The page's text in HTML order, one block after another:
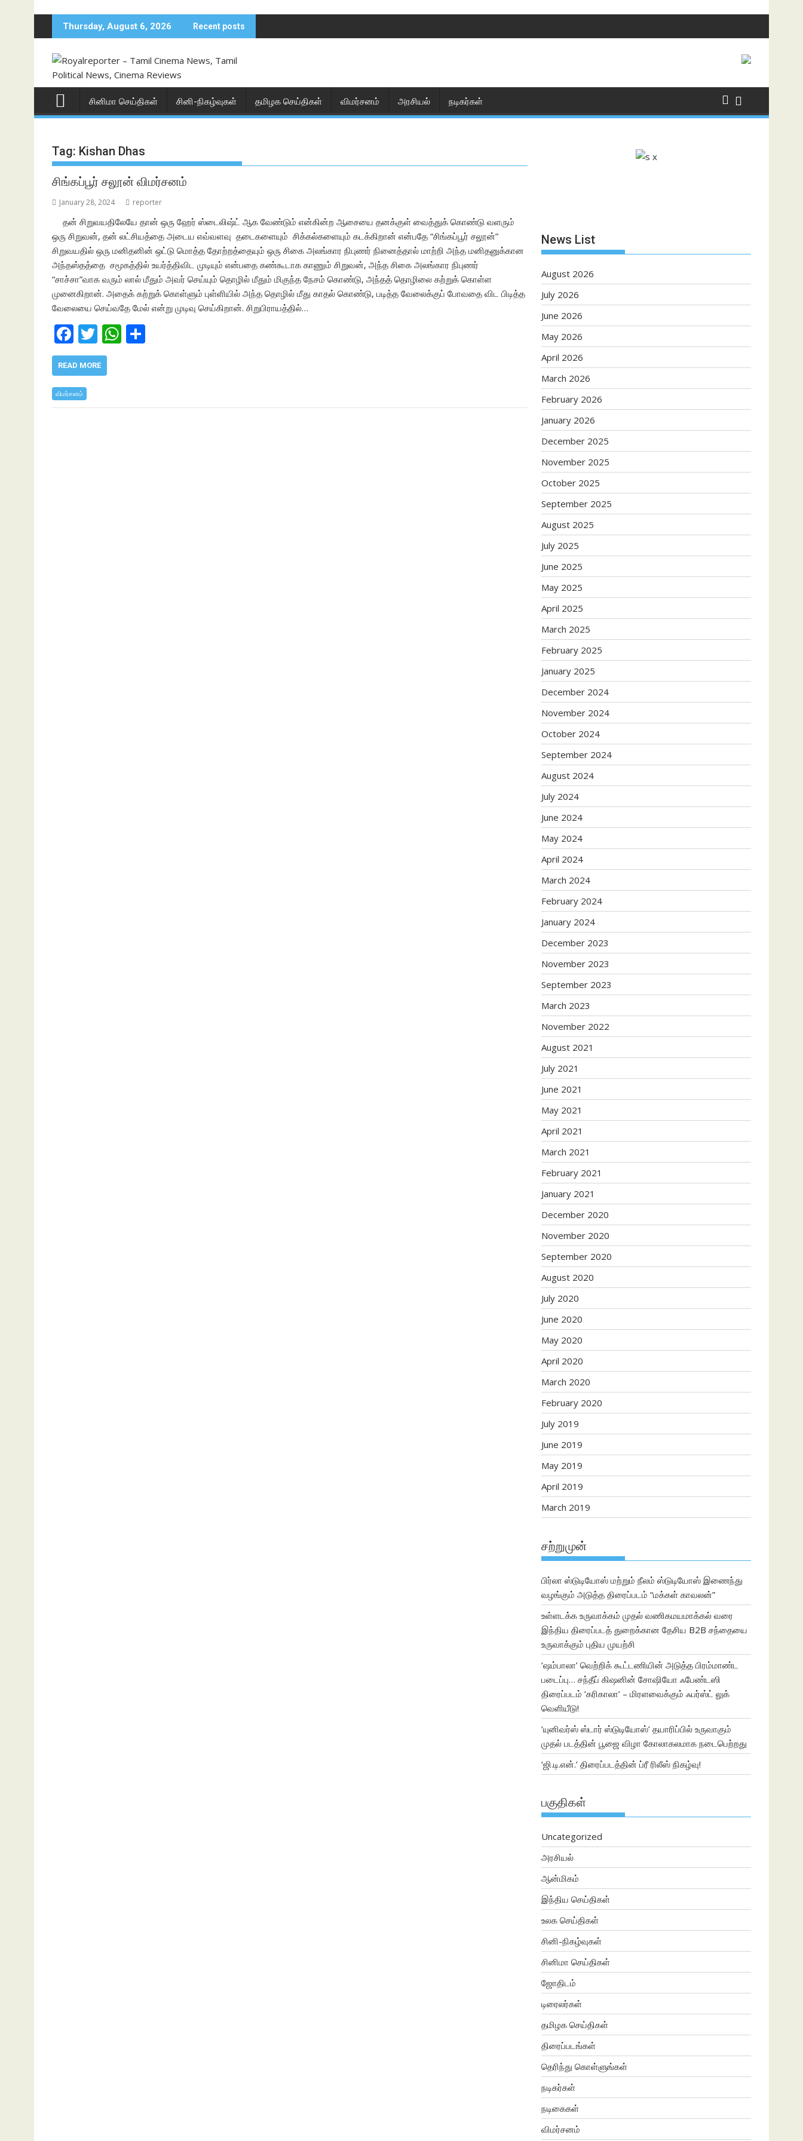
content
Thursday, August 6, 2026 Recent posts
சினிமா செய்திகள் சினி-நிகழ்வுகள் தமிழக செய்திகள் விமர்சனம் அரசியல் நடிகர்கள்
Tag: Kishan Dhas
சிங்கப்பூர் சலூன் விமர்சனம்
January 28, 2024 reporter
தன் சிறுவயதிலேயே தான் ஒரு ஹேர் ஸ்டைலிஷ்ட் ஆக வேண்டும் என்கின்ற ஆசையை தனக்குள் வைத்துக் கொண்டு வளரும்
ஒரு சிறுவன், தன் லட்சியத்தை அடைய எவ்வளவு தடைகளையும் சிக்கல்களையும் கடக்கிறான் என்பதே “சிங்கப்பூர் சலூன்”
சிறுவயதில் ஒரு மனிதனின் ஒட்டு மொத்த தோற்றத்தையும் ஒரு சிகை அலங்கார நிபுணர் நினைத்தால் மாற்றி அந்த மனிதனுக்கான
அந்தஸ்தத்தை சமூகத்தில் உயர்த்திவிட முடியும் என்பதை கண்கூடாக காணும் சிறுவன், அந்த சிகை அலங்கார நிபுணர்
“சாச்சா”வாக வரும் லால் மீதும் அவர் செய்யும் தொழில் மீதும் மிகுந்த நேசம் கொண்டு, அந்தத் தொழிலை கற்றுக் கொள்ள
முனைகிறான். அதைக் கற்றுக் கொள்ளும் புள்ளியில் அந்த தொழில் மீது காதல் கொண்டு, படித்த வேலைக்குப் போவதை விட பிடித்த
வேலையை செய்வதே மேல் என்று முடிவு செய்கிறான். சிறுபிராயத்தில்…
F
ac
e
b
o
T
w
itt
W
A
READ MORE
விமர்சனம்
News List
August 2026
July 2026
June 2026
May 2026
April 2026
March 2026
February 2026
January 2026
December 2025
November 2025
October 2025
September 2025
August 2025
July 2025
June 2025
May 2025
April 2025
March 2025
February 2025
January 2025
December 2024
November 2024
October 2024
September 2024
August 2024
July 2024
June 2024
May 2024
April 2024
March 2024
February 2024
January 2024
December 2023
November 2023
September 2023
March 2023
November 2022
August 2021
July 2021
June 2021
May 2021
April 2021
March 2021
February 2021
January 2021
December 2020
November 2020
September 2020
August 2020
July 2020
June 2020
May 2020
April 2020
March 2020
February 2020
July 2019
June 2019
May 2019
April 2019
March 2019
சற்றுமுன்
பிர்லா ஸ்டுடியோஸ் மற்றும் நீலம் ஸ்டுடியோஸ் இணைந்து
வழங்கும் அடுத்த திரைப்படம் “மக்கள் காவலன்”
உள்ளடக்க உருவாக்கம் முதல் வணிகமயமாக்கல் வரை
இந்திய திரைப்படத் துறைக்கான தேசிய B2B சந்தையை
உருவாக்கும் புதிய முயற்சி
‘ஷம்பாலா’ வெற்றிக் கூட்டணியின் அடுத்த பிரம்மாண்ட
படைப்பு… சந்தீப் கிஷனின் சோஷியோ ஃபேண்டஸி
திரைப்படம் ‘கரிகாலா’ – மிரளவைக்கும் ஃபர்ஸ்ட் லுக்
வெளியீடு!
‘யுனிவர்ஸ் ஸ்டார் ஸ்டுடியோஸ்’ தயாரிப்பில் உருவாகும்
முதல் படத்தின் பூஜை விழா கோலாகலமாக நடைபெற்றது
‘ஜி.டி.என்.’ திரைப்படத்தின் ப்ரீ ரிலீஸ் நிகழ்வு!
பகுதிகள்
Uncategorized
அரசியல்
ஆன்மிகம்
இந்திய செய்திகள்
உலக செய்திகள்
சினி-நிகழ்வுகள்
சினிமா செய்திகள்
ஜோதிடம்
டிரைலர்கள்
தமிழக செய்திகள்
திரைப்படங்கள்
தெரிந்து கொள்ளுங்கள்
நடிகர்கள்
நடிகைகள்
விமர்சனம்